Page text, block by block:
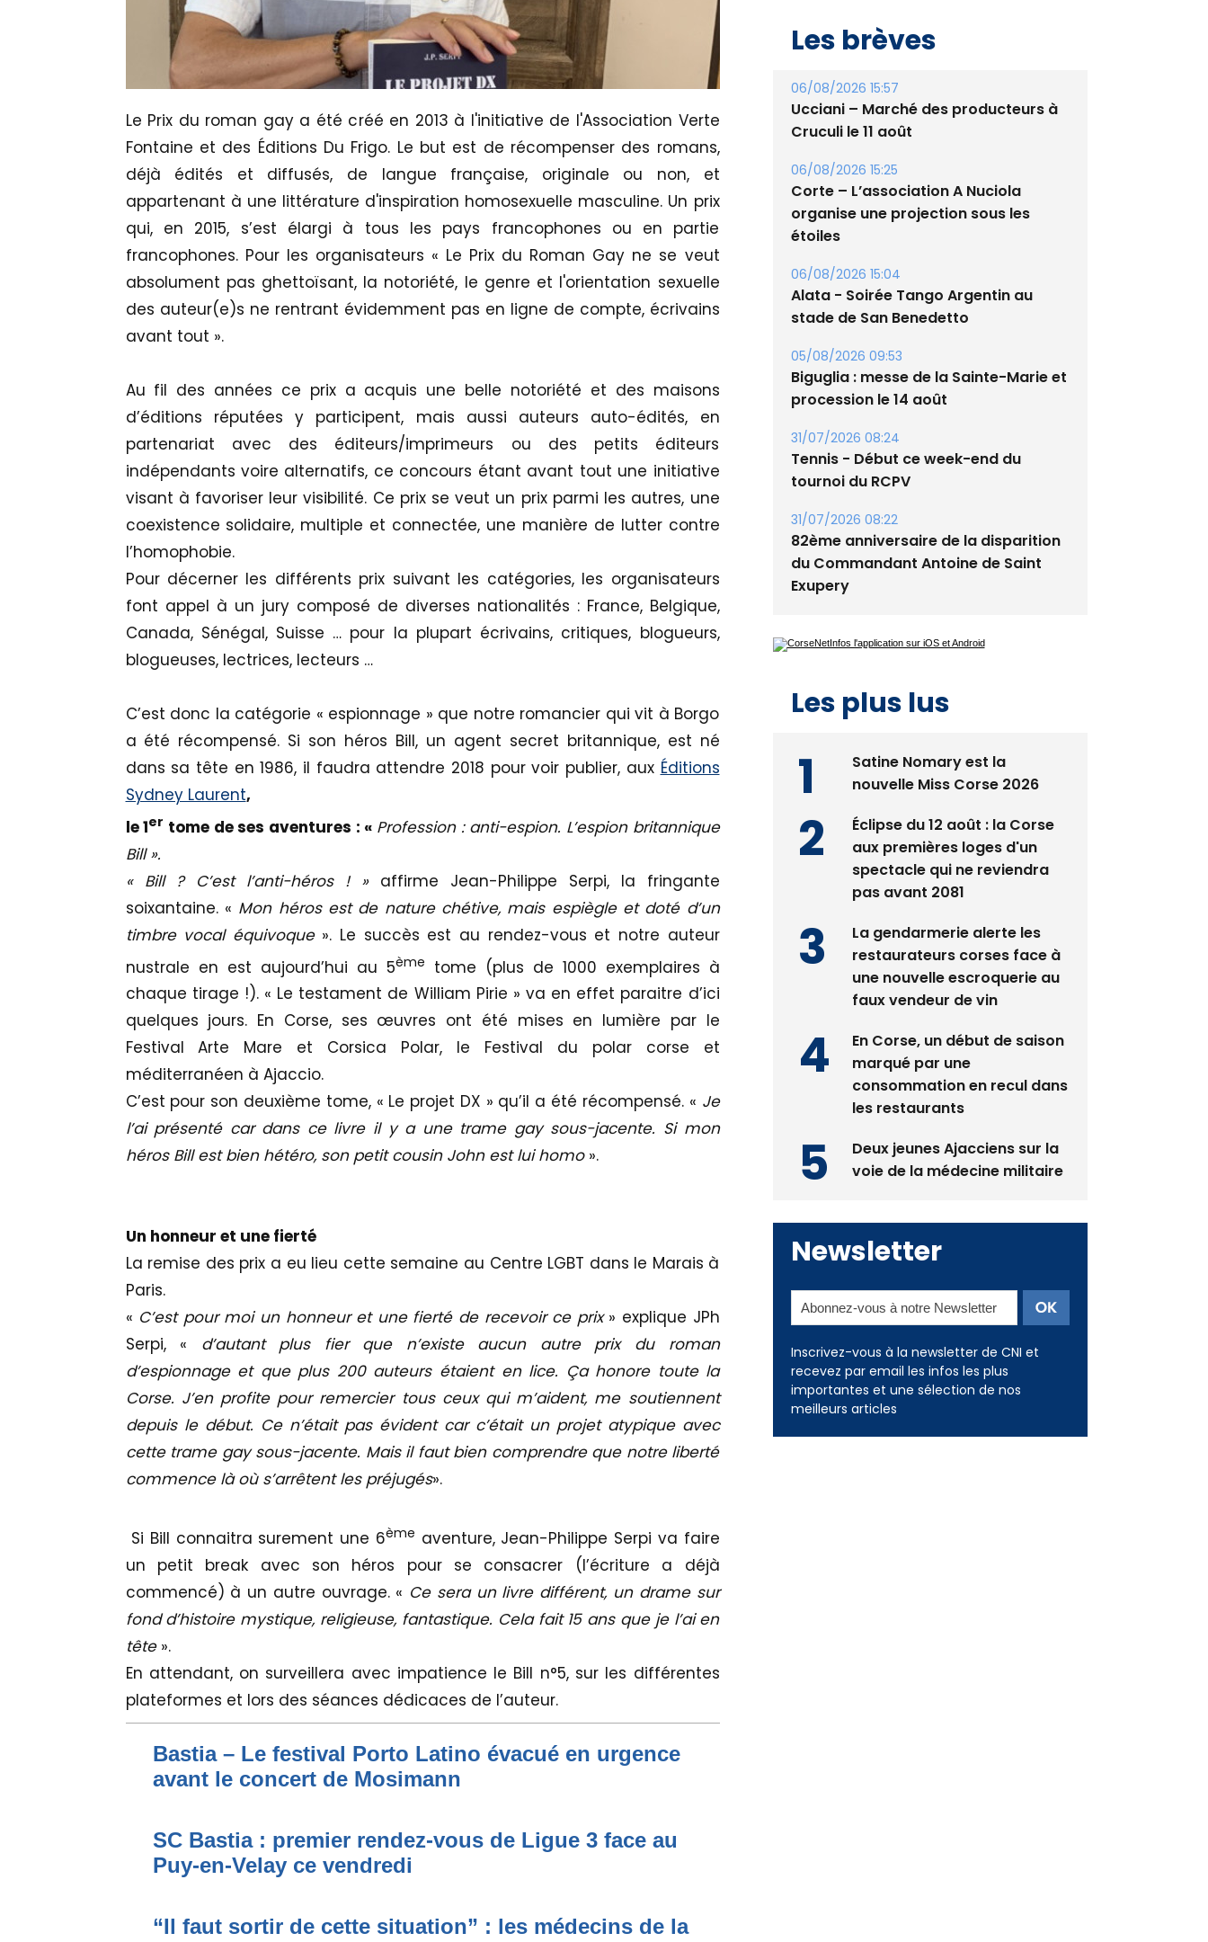
Le Prix du roman gay a été créé en 2013 à l'initiative de l'Association Verte
Fontaine et des Éditions Du Frigo. Le but est de récompenser des romans,
déjà édités et diffusés, de langue française, originale ou non, et
appartenant à une littérature d'inspiration homosexuelle masculine. Un prix
qui, en 2015, s’est élargi à tous les pays francophones ou en partie
francophones. Pour les organisateurs « Le Prix du Roman Gay ne se veut
absolument pas ghettoïsant, la notoriété, le genre et l'orientation sexuelle
des auteur(e)s ne rentrant évidemment pas en ligne de compte, écrivains
avant tout ».
Au fil des années ce prix a acquis une belle notoriété et des maisons
d’éditions réputées y participent, mais aussi auteurs auto-édités, en
partenariat avec des éditeurs/imprimeurs ou des petits éditeurs
indépendants voire alternatifs, ce concours étant avant tout une initiative
visant à favoriser leur visibilité. Ce prix se veut un prix parmi les autres, une
coexistence solidaire, multiple et connectée, une manière de lutter contre
l’homophobie.
Pour décerner les différents prix suivant les catégories, les organisateurs
font appel à un jury composé de diverses nationalités : France, Belgique,
Canada, Sénégal, Suisse … pour la plupart écrivains, critiques, blogueurs,
blogueuses, lectrices, lecteurs …
C’est donc la catégorie « espionnage » que notre romancier qui vit à Borgo
a été récompensé. Si son héros Bill, un agent secret britannique, est né
dans sa tête en 1986, il faudra attendre 2018 pour voir publier, aux Éditions
Sydney Laurent,
le 1er tome de ses aventures : « Profession : anti-espion. L’espion britannique
Bill ».
« Bill ? C’est l’anti-héros !» affirme Jean-Philippe Serpi, la fringante
soixantaine. « Mon héros est de nature chétive, mais espiègle et doté d’un
timbre vocal équivoque». Le succès est au rendez-vous et notre auteur
nustrale en est aujourd’hui au 5ème tome (plus de 1000 exemplaires à
chaque tirage !). « Le testament de William Pirie » va en effet paraitre d’ici
quelques jours. En Corse, ses œuvres ont été mises en lumière par le
Festival Arte Mare et Corsica Polar, le Festival du polar corse et
méditerranéen à Ajaccio.
C’est pour son deuxième tome, « Le projet DX » qu’il a été récompensé. « Je
l’ai présenté car dans ce livre il y a une trame gay sous-jacente. Si mon
héros Bill est bien hétéro, son petit cousin John est lui homo».
Un honneur et une fierté
La remise des prix a eu lieu cette semaine au Centre LGBT dans le Marais à
Paris.
« C’est pour moi un honneur et une fierté de recevoir ce prix» explique JPh
Serpi, « d’autant plus fier que n’existe aucun autre prix du roman
d’espionnage et que plus 200 auteurs étaient en lice. Ça honore toute la
Corse. J’en profite pour remercier tous ceux qui m’aident, me soutiennent
depuis le début. Ce n’était pas évident car c’était un projet atypique avec
cette trame gay sous-jacente. Mais il faut bien comprendre que notre liberté
commence là où s’arrêtent les préjugés».
Si Bill connaitra surement une 6ème aventure, Jean-Philippe Serpi va faire
un petit break avec son héros pour se consacrer (l’écriture a déjà
commencé) à un autre ouvrage. « Ce sera un livre différent, un drame sur
fond d’histoire mystique, religieuse, fantastique. Cela fait 15 ans que je l’ai en
tête».
En attendant, on surveillera avec impatience le Bill n°5, sur les différentes
plateformes et lors des séances dédicaces de l’auteur.
Bastia – Le festival Porto Latino évacué en urgence
avant le concert de Mosimann
SC Bastia : premier rendez-vous de Ligue 3 face au
Puy-en-Velay ce vendredi
“Il faut sortir de cette situation” : les médecins de la
06/08/2026 15:57
Cruculi le 11 août
06/08/2026 15:25
organise une projection sous les
étoiles
06/08/2026 15:04
stade de San Benedetto
05/08/2026 09:53
procession le 14 août
31/07/2026 08:24
tournoi du RCPV
31/07/2026 08:22
du Commandant Antoine de Saint
Exupery
Éclipse du 12 août : la Corse
spectacle qui ne reviendra
pas avant 2081
La gendarmerie alerte les
une nouvelle escroquerie au
faux vendeur de vin
En Corse, un début de saison
consommation en recul dans
les restaurants
Deux jeunes Ajacciens sur la
Inscrivez-vous à la newsletter de CNI et
recevez par email les infos les plus
importantes et une sélection de nos
meilleurs articles